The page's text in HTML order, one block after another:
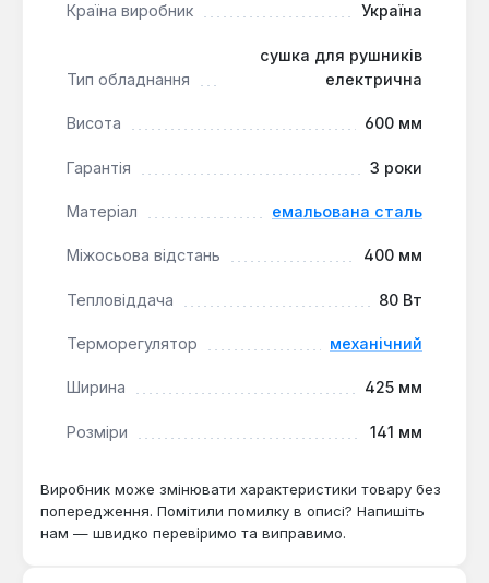
фарбування забезпечує високу стійкість до
вологи, перепадів температур та механічних
пошкоджень, зберігаючи естетичний вигляд
Енергоефективність: Вбудований
температуру нагріву, запобігаючи зайвим
витратам електроенергії.
виготовлення з лівостороннім або
живлення спрощує інтеграцію рушникосушки в
індивідуальних потреб.
практичним та функціональним елементом для
підходить для тих, хто шукає надійне та
енергоефективне рішення для сушіння рушників та
створення додаткового тепла у приміщенні.
Країна виробник Україна
Тип обладнання
сушка для рушників
електрична
Висота 600 мм
Гарантія 3 роки
Матеріал емальована сталь
Міжосьова відстань 400 мм
Тепловіддача 80 Вт
Терморегулятор механічний
Ширина 425 мм
Розміри 141 мм
Виробник може змінювати характеристики товару без
попередження. Помітили помилку в описі? Напишіть
нам — швидко перевіримо та виправимо.